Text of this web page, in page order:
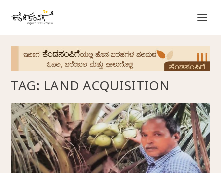
TAG: LAND ACQUISITION